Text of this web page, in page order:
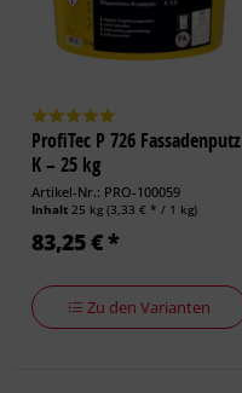
ProfiTec P 726 Fassadenputz
K – 25 kg
Artikel-Nr.: PRO-100059
Inhalt25 kg(3,33 € * / 1 kg)
83,25 € *
Zu den Varianten